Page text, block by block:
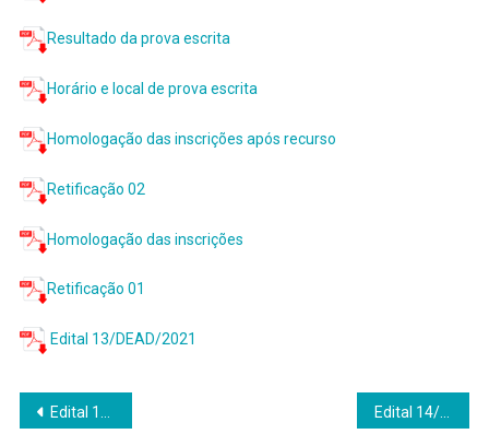
Resultado da prova escrita
Horário e local de prova escrita
Homologação das inscrições após recurso
Retificação 02
Homologação das inscrições
Retificação 01
Edital 13/DEAD/2021
Navegação
Edital 12/ DEAD/ 2021 – PROCESSO SELETIVO DE TUTORES BOLSISTAS UAB/CAPES